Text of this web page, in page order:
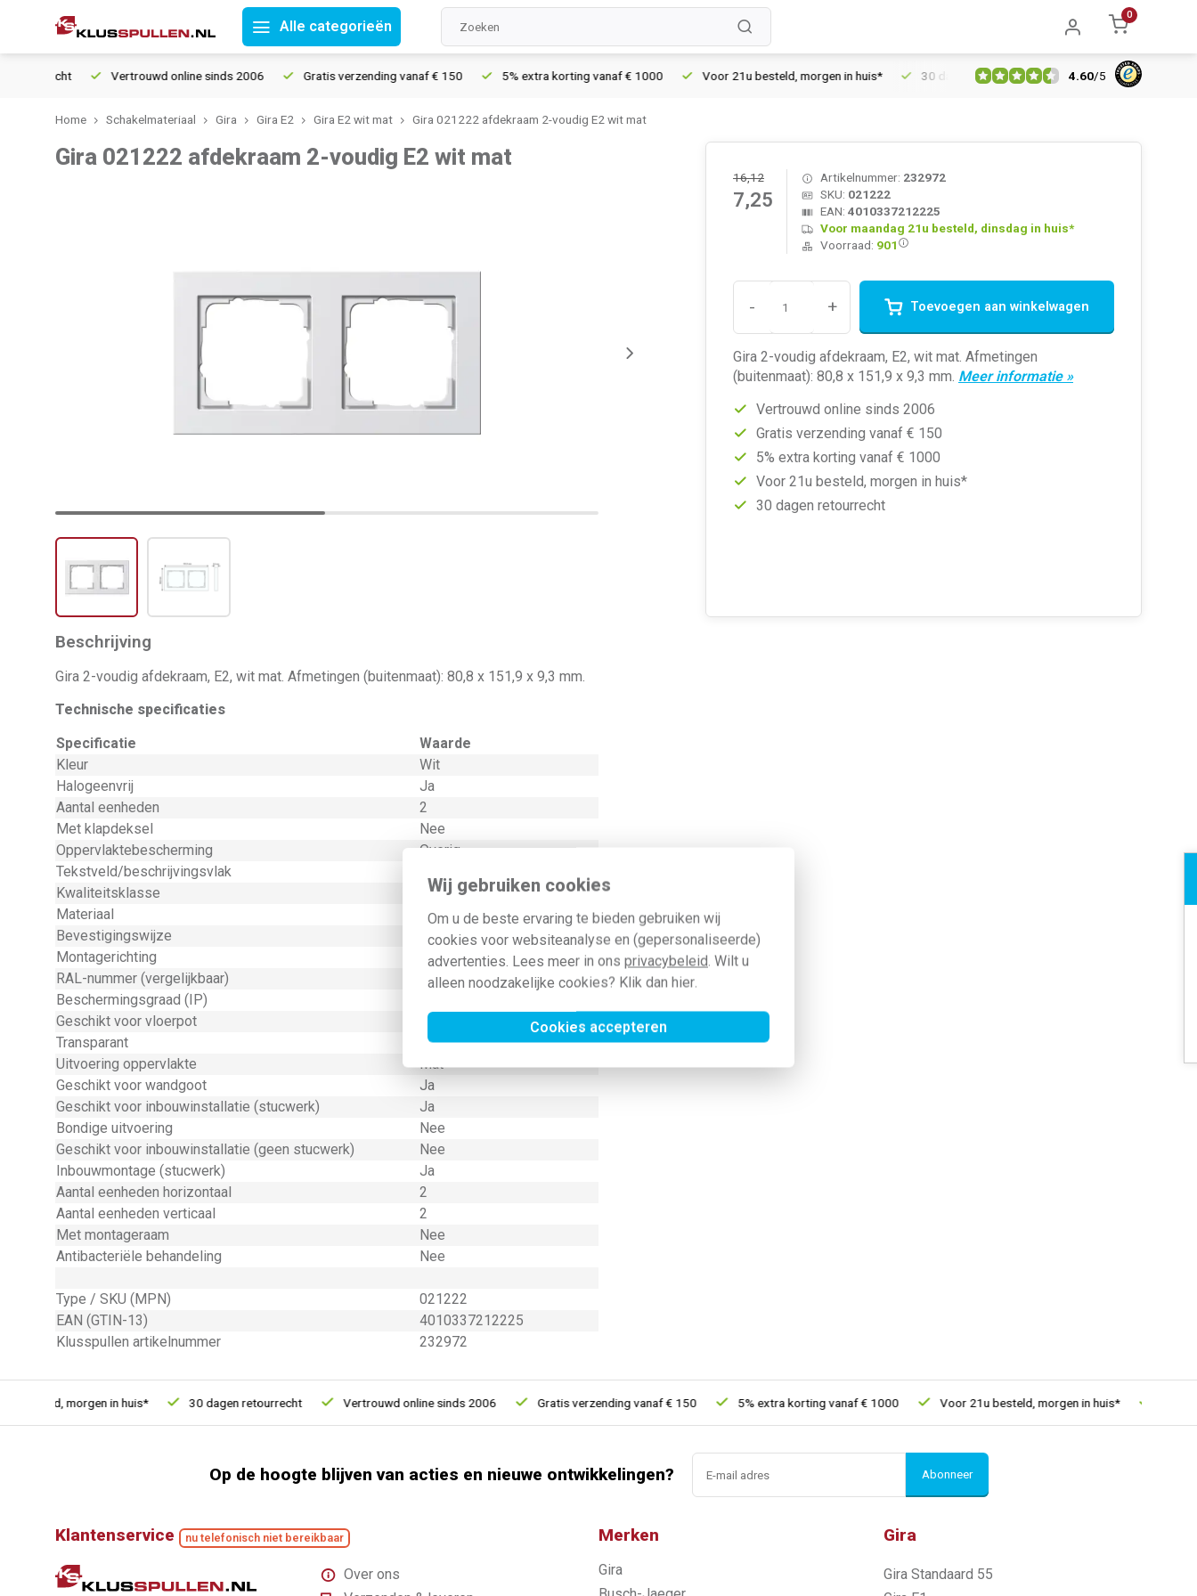
Wij gebruiken cookies
Om u de beste ervaring te bieden gebruiken wij
cookies voor websiteanalyse en (gepersonaliseerde)
advertenties. Lees meer in ons privacybeleid. Wilt u
alleen noodzakelijke cookies? Klik dan hier.
Cookies accepteren
Alle categorieën
0
Vertrouwd online sinds 2006 Gratis verzending vanaf € 150 5% extra korting vanaf € 1000 Voor 21u besteld, morgen in huis* 30 dagen retourrecht Vertrouwd online sinds
4.60/5
Home Schakelmateriaal Gira Gira E2 Gira E2 wit mat Gira 021222 afdekraam 2-voudig E2 wit mat
Gira 021222 afdekraam 2-voudig E2 wit mat
16,12
7,25
Artikelnummer: 232972
SKU: 021222
EAN: 4010337212225
Voor maandag 21u besteld, dinsdag in huis*
Voorraad: 901
- + Toevoegen aan winkelwagen
Gira 2-voudig afdekraam, E2, wit mat. Afmetingen
(buitenmaat): 80,8 x 151,9 x 9,3 mm. Meer informatie »
Vertrouwd online sinds 2006
Gratis verzending vanaf € 150
5% extra korting vanaf € 1000
Voor 21u besteld, morgen in huis*
30 dagen retourrecht
Beschrijving
Gira 2-voudig afdekraam, E2, wit mat. Afmetingen (buitenmaat): 80,8 x 151,9 x 9,3 mm.
Technische specificaties
Specificatie
Waarde
Kleur
Wit
Halogeenvrij
Ja
Aantal eenheden
2
Met klapdeksel
Nee
Oppervlaktebescherming
Overig
Tekstveld/beschrijvingsvlak
Kwaliteitsklasse
Thermoplast
Materiaal
Kunststof
Bevestigingswijze
Klembevestiging
Montagerichting
Horizontaal en verticaal
RAL-nummer (vergelijkbaar)
9010
Beschermingsgraad (IP)
Geschikt voor vloerpot
Nee
Transparant
Nee
Uitvoering oppervlakte
Mat
Geschikt voor wandgoot
Ja
Geschikt voor inbouwinstallatie (stucwerk)
Ja
Bondige uitvoering
Nee
Geschikt voor inbouwinstallatie (geen stucwerk)
Nee
Inbouwmontage (stucwerk)
Ja
Aantal eenheden horizontaal
2
Aantal eenheden verticaal
2
Met montageraam
Nee
Antibacteriële behandeling
Nee
Type / SKU (MPN)
021222
EAN (GTIN-13)
4010337212225
Klusspullen artikelnummer
232972
morgen in huis* 30 dagen retourrecht Vertrouwd online sinds 2006 Gratis verzending vanaf € 150 5% extra korting vanaf € 1000 Voor 21u besteld, morgen in huis*
Op de hoogte blijven van acties en nieuwe ontwikkelingen? Abonneer
Klantenservice nu telefonisch niet bereikbaar
Over ons
Merken
Gira
Gira
Gira Standaard 55